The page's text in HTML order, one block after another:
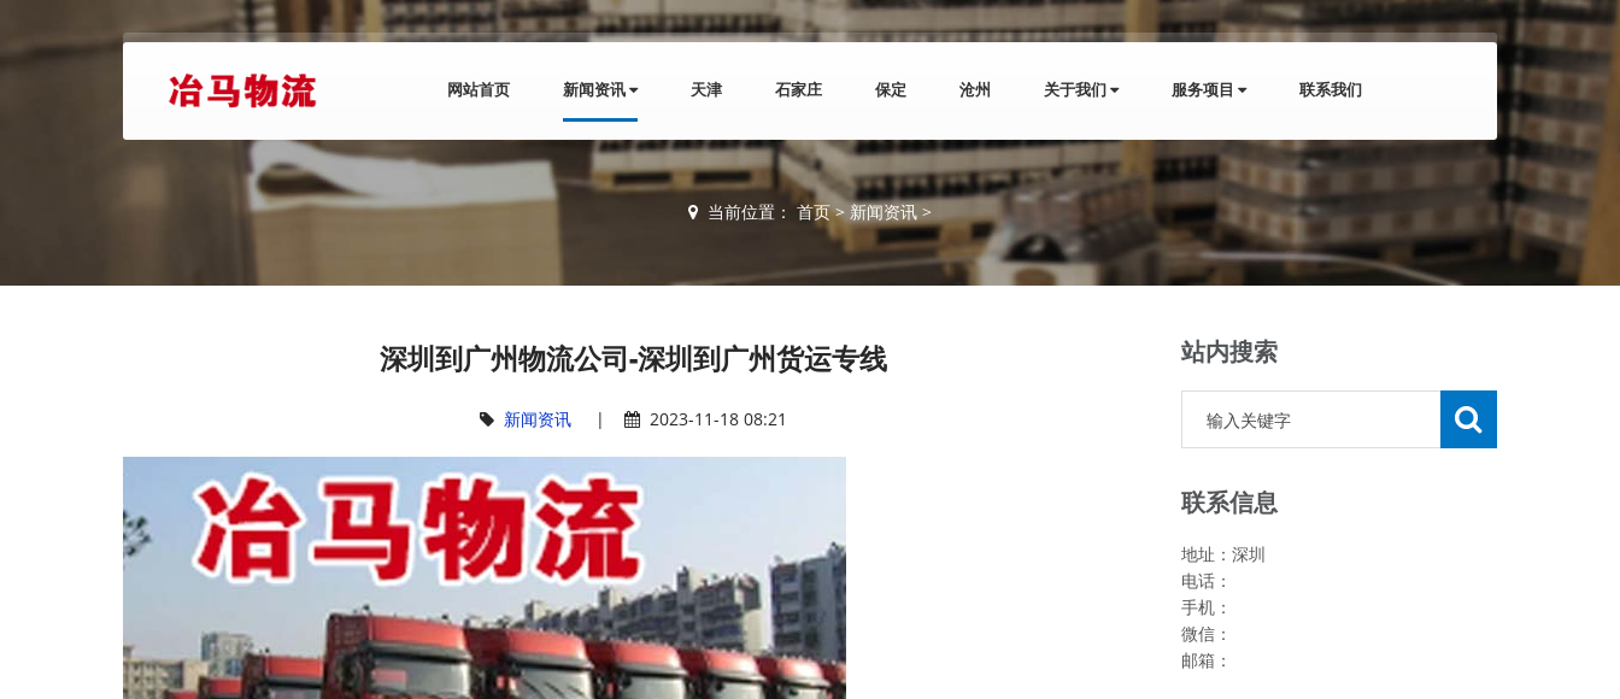
网站首页 新闻资讯 天津 石家庄 保定 沧州 关于我们 服务项目 联系我们
当前位置： 首页> 新闻资讯 >
深圳到广州物流公司-深圳到广州货运专线
新闻资讯 | 2023-11-18 08:21
站内搜索
联系信息
地址：深圳
电话：
手机：
微信：
邮箱：